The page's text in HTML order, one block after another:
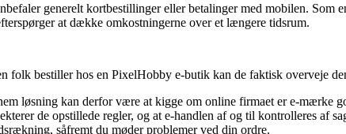
generelt kortbestillinger eller betalinger med mobilen.
at dække omkostningerne over et længere tidsrum.
folk bestiller hos en PixelHobby e-butik kan de faktisk overveje
løsning kan derfor være at kigge om online firmaet er e-mærke
de opstillede regler, og at e-handlen af og til kontrolleres af
såfremt du møder problemer ved din ordre.